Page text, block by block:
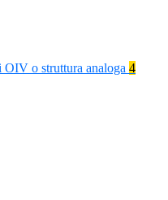
OIV o struttura analoga 4